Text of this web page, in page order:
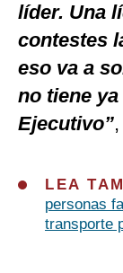
líder. Una
contestes
eso va a
no tiene
Ejecutivo”
LEA
personas
transporte